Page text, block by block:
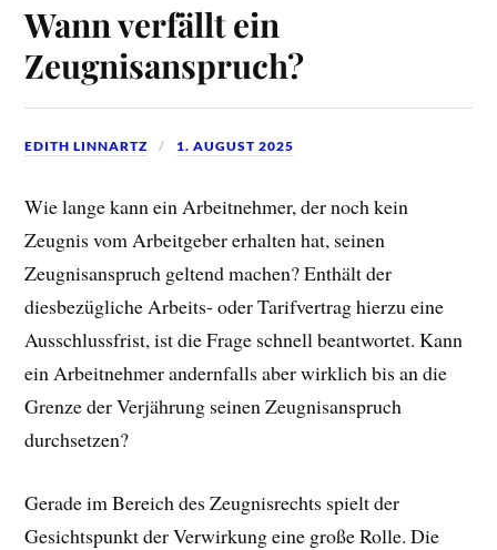
Wann verfällt ein
Zeugnisanspruch?
EDITH LINNARTZ 1. AUGUST 2025
Wie lange kann ein Arbeitnehmer, der noch kein
Zeugnis vom Arbeitgeber erhalten hat, seinen
Zeugnisanspruch geltend machen? Enthält der
diesbezügliche Arbeits- oder Tarifvertrag hierzu eine
Ausschlussfrist, ist die Frage schnell beantwortet. Kann
ein Arbeitnehmer andernfalls aber wirklich bis an die
Grenze der Verjährung seinen Zeugnisanspruch
durchsetzen?
Gerade im Bereich des Zeugnisrechts spielt der
Gesichtspunkt der Verwirkung eine große Rolle. Die